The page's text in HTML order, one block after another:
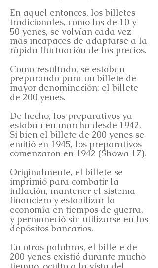
En aquel entonces, los billetes
tradicionales, como los de 10 y
50 yenes, se volvían cada vez
más incapaces de adaptarse a la
rápida fluctuación de los precios.
Como resultado, se estaban
preparando para un billete de
mayor denominación: el billete
de 200 yenes.
De hecho, los preparativos ya
estaban en marcha desde 1942.
Si bien el billete de 200 yenes se
emitió en 1945, los preparativos
comenzaron en 1942 (Showa 17).
Originalmente, el billete se
imprimió para combatir la
inflación, mantener el sistema
financiero y estabilizar la
economía en tiempos de guerra,
y permaneció sin utilizarse en los
depósitos bancarios.
En otras palabras, el billete de
200 yenes existió durante mucho
tiempo, oculto a la vista del